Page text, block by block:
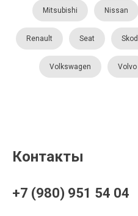
Mitsubishi Nissan
Renault Seat
Volkswagen Volvo
Контакты
+7 (980) 951 54 04